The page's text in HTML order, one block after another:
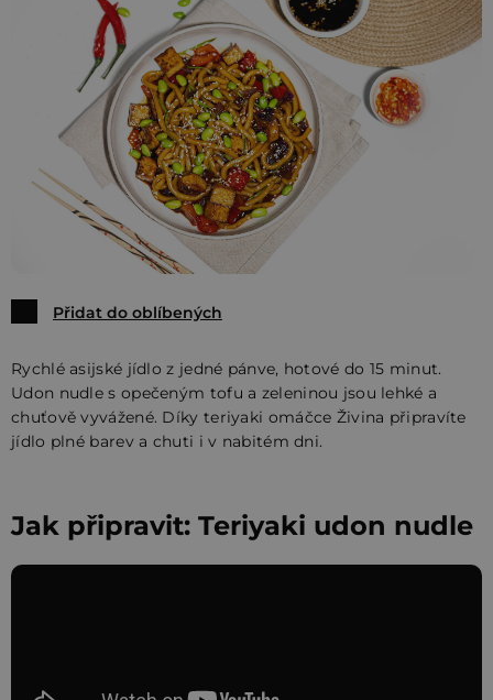
Přidat do oblíbených
Rychlé asijské jídlo z jedné pánve, hotové do 15 minut.
Udon nudle s opečeným tofu a zeleninou jsou lehké a
chuťově vyvážené. Díky teriyaki omáčce Živina připravíte
jídlo plné barev a chuti i v nabitém dni.
Jak připravit: Teriyaki udon nudle